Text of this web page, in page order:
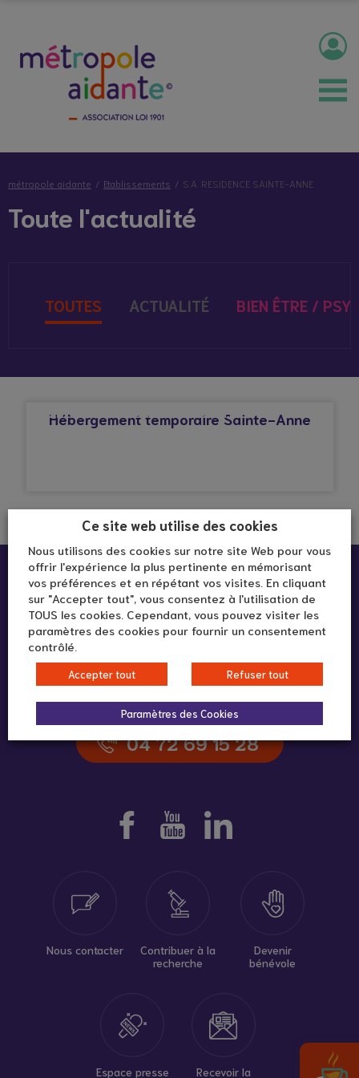
métropole aidante Etablissements S.A. RESIDENCE SAINTE-ANNE
Toute l'actualité
TOUTES ACTUALITÉ BIEN ÊTRE /
ALZHEIMER OU MALADIES APPARENTÉES
Hébergement temporaire Sainte-Anne
292 rue Vendôme
69003 LYON
04 72 69 15 28
Nous contacter
Contribuer à la
recherche
Devenir
bénévole
Espace presse
Recevoir la
Ce site web utilise des cookies
Nous utilisons des cookies sur notre site Web pour vous
offrir l'expérience la plus pertinente en mémorisant
vos préférences et en répétant vos visites. En cliquant
sur "Accepter tout", vous consentez à l'utilisation de
TOUS les cookies. Cependant, vous pouvez visiter les
paramètres des cookies pour fournir un consentement
contrôlé.
Accepter tout Refuser tout
Paramètres des Cookies